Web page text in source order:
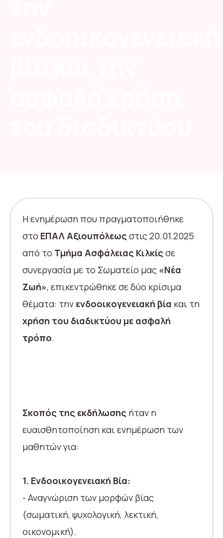
Η ενημέρωση που πραγματοποιήθηκε
στο ΕΠΑΛ Αξιουπόλεως στις 20.01.2025
από το Τμήμα Ασφάλειας Κιλκίς σε
συνεργασία με το Σωματείο μας «Νέα
Ζωή», επικεντρώθηκε σε δύο κρίσιμα
θέματα: την ενδοοικογενειακή βία και τη
χρήση του διαδικτύου με ασφαλή
τρόπο.
Σκοπός της εκδήλωσης ήταν η
ευαισθητοποίηση και ενημέρωση των
μαθητών για:
1. Ενδοοικογενειακή Βία:
- Αναγνώριση των μορφών βίας
(σωματική, ψυχολογική, λεκτική,
οικονομική).